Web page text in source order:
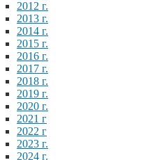
2012 г.
2013 г.
2014 г.
2015 г.
2016 г.
2017 г.
2018 г.
2019 г.
2020 г.
2021 г
2022 г
2023 г.
2024 г.